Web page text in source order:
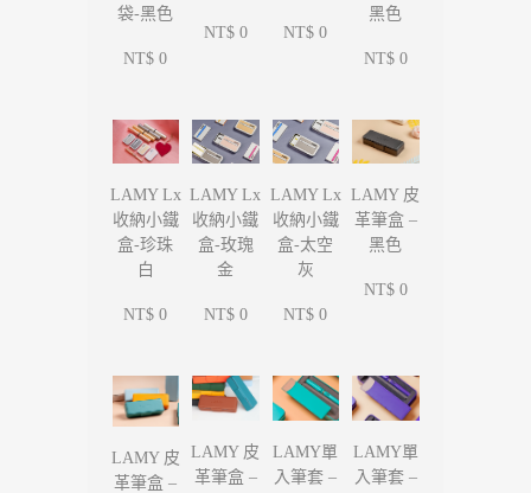
袋-黑色
NT$ 0
NT$ 0 NT$ 0
黑色
NT$ 0
LAMY Lx
收納小鐵
盒-珍珠
白
NT$ 0
LAMY Lx
收納小鐵
盒-玫瑰
金
NT$ 0
LAMY Lx
收納小鐵
盒-太空
灰
NT$ 0
LAMY 皮
革筆盒 –
黑色
NT$ 0
LAMY 皮
革筆盒 –
LAMY 皮
革筆盒 –
LAMY單
入筆套 –
LAMY單
入筆套 –